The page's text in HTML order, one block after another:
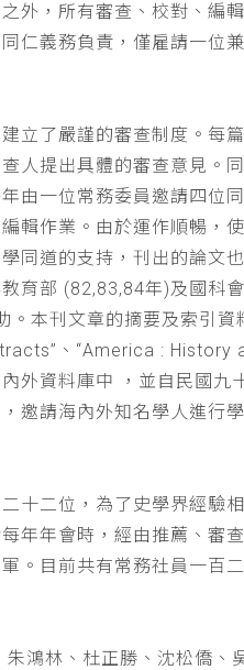
外，所有審查、校對、編
仁義務負責，僅雇請一位
立了嚴謹的審查制度。每
人提出具體的審查意見。
由一位常務委員邀請四位
輯作業。由於運作順暢，
同道的支持，刊出的論文
育部 (82,83,84年)及國科
。本刊文章的摘要及索引資
、“America : History
內外資料庫中 ，並自民國九
邀請海內外知名學人進行
二十二位，為了史學界經驗
年年會時，經由推薦、審
。目前共有常務社員一百
朱鴻林、杜正勝、沈松僑、